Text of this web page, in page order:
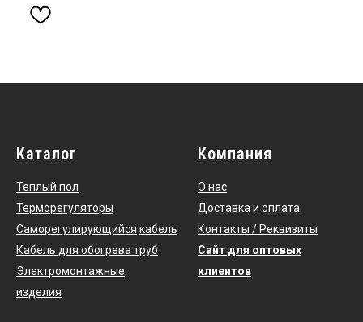
Каталог
Теплый пол
Терморегуляторы
Саморегулирующийся кабель
Кабель для обогрева труб
Электромонтажные
изделия
Компания
О нас
Доставка и оплата
Контакты / Реквизиты
Сайт для оптовых
клиентов